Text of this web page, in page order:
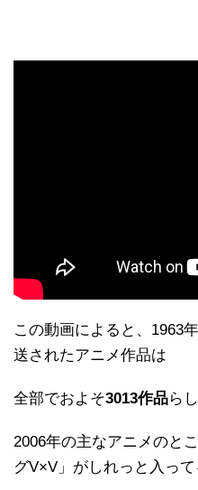
この動画によると、1963
送されたアニメ作品は
全部でおよそ3013作品ら
2006年の主なアニメのと
グV×V」がしれっと入って